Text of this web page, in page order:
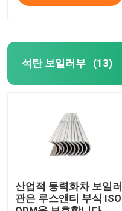
석탄 보일러부 (13)
산업적 동력화차 보일러
관은 루스앤티 부식 ISO